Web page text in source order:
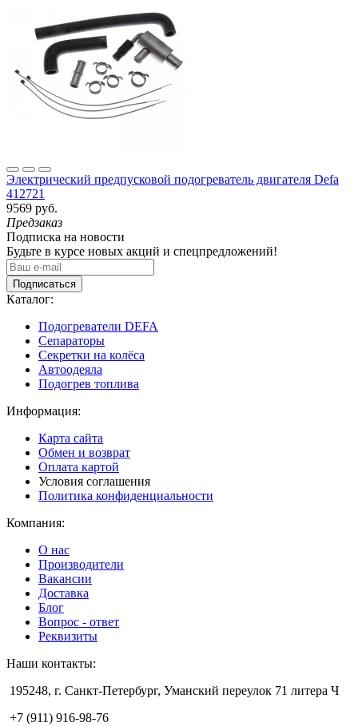
Электрический предпусковой подогреватель двигателя Defa
412721
9569 руб.
Предзаказ
Подписка на новости
Будьте в курсе новых акций и спецпредложений!
Подписаться
Каталог:
Подогреватели DEFA
Сепараторы
Секретки на колёса
Автоодеяла
Подогрев топлива
Информация:
Карта сайта
Обмен и возврат
Оплата картой
Условия соглашения
Политика конфиденциальности
Компания:
О нас
Производители
Вакансии
Доставка
Блог
Вопрос - ответ
Реквизиты
Наши контакты:
195248, г. Санкт-Петербург, Уманский переулок 71 литера Ч
+7 (911) 916-98-76